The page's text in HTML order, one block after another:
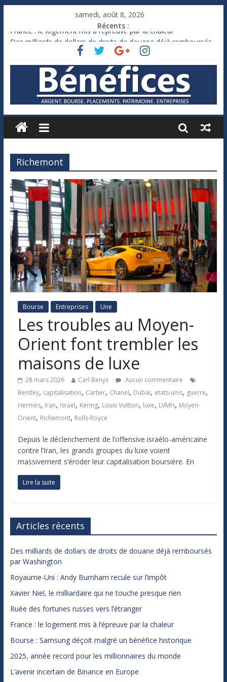
samedi, août 8, 2026
Récents :
France : le logement mis à l’épreuve par la chaleur
Des milliards de dollars de droits de douane déjà remboursés
Royaume-Uni : Andy Burnham recule sur l’impôt
Xavier Niel, le milliardaire qui ne touche presque rien
Ruée des fortunes russes vers l’étranger
Richemont
Bourse Entreprises Une
Les troubles au Moyen-
Orient font trembler les
maisons de luxe
28 mars 2026 Carl Benys
Aucun commentaire
Bentley, capitalisation, Cartier, Chanel, Dubaï, etats-unis, guerre,
Hermès, Iran, Israël, Kering, Louis Vuitton, luxe, LVMH, Moyen-
Orient, Richemont, Rolls-Royce
Depuis le déclenchement de l’offensive israélo-américaine
contre l’Iran, les grands groupes du luxe voient
massivement s’éroder leur capitalisation boursière. En
Lire la suite
Articles récents
Des milliards de dollars de droits de douane déjà remboursés
par Washington
Royaume-Uni : Andy Burnham recule sur l’impôt
Xavier Niel, le milliardaire qui ne touche presque rien
Ruée des fortunes russes vers l’étranger
France : le logement mis à l’épreuve par la chaleur
Bourse : Samsung déçoit malgré un bénéfice historique
2025, année record pour les millionnaires du monde
L’avenir incertain de Binance en Europe